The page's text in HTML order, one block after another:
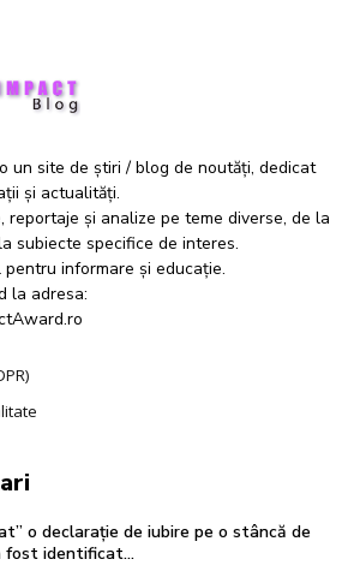
un site de știri / blog de noutăți, dedicat
și actualități.
reportaje și analize pe teme diverse, de la
subiecte specifice de interes.
informare și educație.
la adresa:
o declarație de iubire pe o stâncă de
fost identificat…